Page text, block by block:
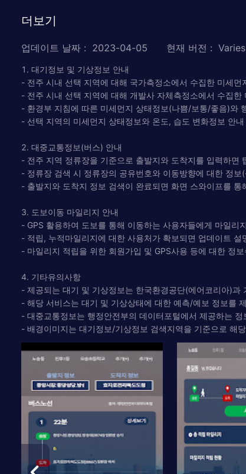
더보기
업데이트 날짜 : 2023-04-05 현재 버전 :
1. 대기정보 및 기상정보 안내
- 전주 시내 선택 지역에 대해 국가측정소에서 수집한 미세
- 전주 시내 선택 지역에 대해 개발사 자체측정소에서 수집
- 환경부 지침에 따른 미세먼지 상태정보(나쁨/보통/좋음)와
- 선택 지역의 미세먼지 상태정보와 온도, 습도 변화정보 안내
2. 대중교통정보(버스) 안내
- 전주 지역 정류장을 기준으로 출발지와 도착지를 입력하면
- 정류장 검색 시 정류장의 공유번호와 이동방향에 대한 정
- 출발지와 도착지 정보 검색이 완료되면 화면 스와이프를
3. 도보이동 마일리지 안내
- GPS 활용하여 도보를 통해 이동하는 사용자들에게 마일리
- 적립, 누적마일리지에 대한 사용처가 확보되면 업데이트 설
- 마일리지 적립을 위한 회원가입 및 GPS사용 등에 대한 정
4. 기타유의사항
- 제공되는 대기 및 기상정보는 한국환경공단(에어코리아)
- 해당 서비스는 대기 및 기상상태에 대한 예측/예보 정보를
- 대중교통정보는 행정안전부의 데이터포털에서 제공하는
- 배경이미지는 대기정보/기상정보 검색지역을 기준으로 해